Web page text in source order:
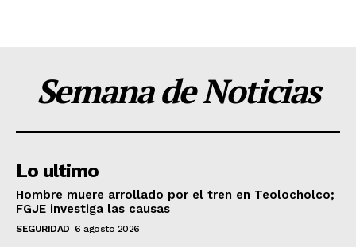
Semana de Noticias
Lo ultimo
Hombre muere arrollado por el tren en Teolocholco;
FGJE investiga las causas
SEGURIDAD 6 agosto 2026